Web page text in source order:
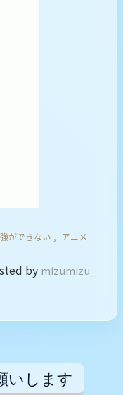
ができない , アニメ
by mizumizu_
いします